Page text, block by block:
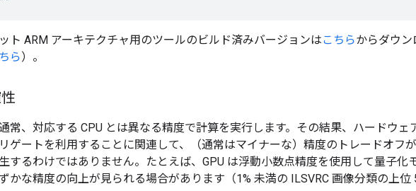
ト ARM アーキテクチャ用のツールのビルド済みバージョンはこちらからダウン
ら）。
常、対応する CPU とは異なる精度で計算を実行します。その結果、ハードウェ
ゲートを利用することに関連して、（通常はマイナーな）精度のトレードオフが
するわけではありません。たとえば、GPU は浮動小数点精度を使用して量子化
かな精度の向上が見られる場合があります（1% 未満の ILSVRC 画像分類の上位